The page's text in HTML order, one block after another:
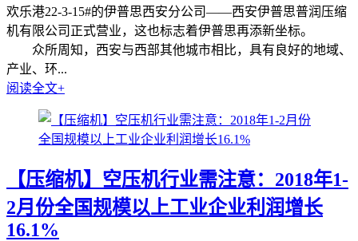
欢乐港22-3-15#的伊普思西安分公司——西安伊普思普润压缩
机有限公司正式营业，这也标志着伊普思再添新坐标。
众所周知，西安与西部其他城市相比，具有良好的地域、
产业、环...
阅读全文+
【压缩机】空压机行业需注意：2018年1-
2月份全国规模以上工业企业利润增长
16.1%